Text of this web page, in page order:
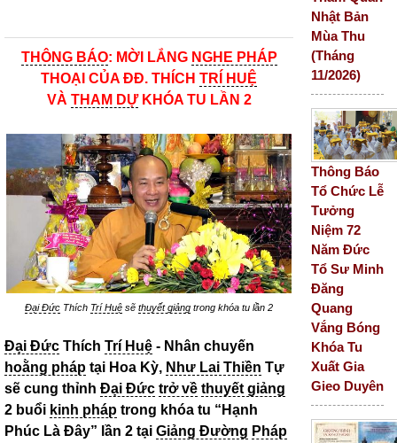
THÔNG BÁO: MỜI LẮNG NGHE PHÁP
THOẠI CỦA ĐĐ. THÍCH TRÍ HUỆ
VÀ THAM DỰKHÓA TU LẦN 2
Đại Đức Thích Trí Huệ sẽ thuyết giảng trong khóa tu lần 2
Đại Đức Thích Trí Huệ - Nhân chuyến
hoằng pháp tại Hoa Kỳ, Như Lai Thiền Tự
sẽ cung thỉnh Đại Đức trở về thuyết giảng
2 buổi kinh pháp trong khóa tu “Hạnh
Phúc Là Đây” lần 2 tại Giảng Đường Pháp
Nhật Bản
Mùa Thu
(Tháng
11/2026)
Thông Báo
Tổ Chức Lễ
Tưởng
Niệm 72
Năm Đức
Tổ Sư Minh
Đăng
Quang
Vắng Bóng
Khóa Tu
Xuất Gia
Gieo Duyên